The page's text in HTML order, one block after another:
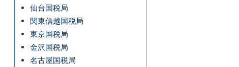
仙台国税局
関東信越国税局
東京国税局
金沢国税局
名古屋国税局